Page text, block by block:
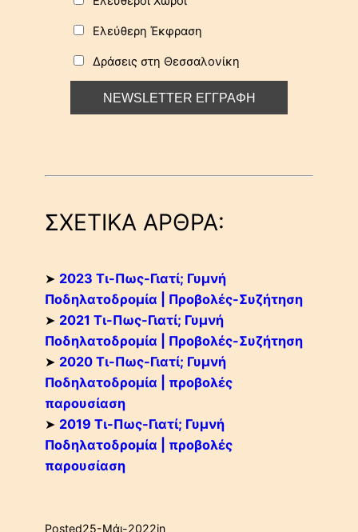
Ελεύθερη Έκφραση
Δράσεις στη Θεσσαλονίκη
ΣΧΕΤΙΚΑ ΑΡΘΡΑ:
➤ 2023 Τι-Πως-Γιατί; Γυμνή
Ποδηλατοδρομία | Προβολές-Συζήτηση
➤ 2021 Τι-Πως-Γιατί; Γυμνή
Ποδηλατοδρομία | Προβολές-Συζήτηση
➤ 2020 Τι-Πως-Γιατί; Γυμνή
Ποδηλατοδρομία | προβολές
παρουσίαση
➤ 2019 Τι-Πως-Γιατί; Γυμνή
Ποδηλατοδρομία | προβολές
παρουσίαση
Posted25-Μάι-2022in